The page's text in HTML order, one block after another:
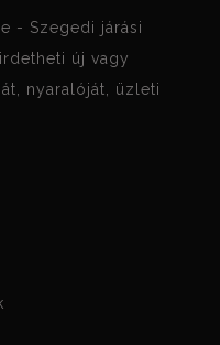
- Szegedi járási
új vagy
nyaralóját, üzleti